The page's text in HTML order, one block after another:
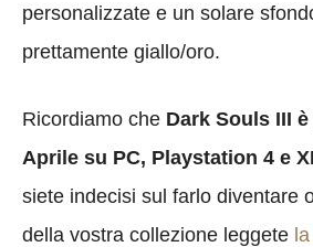
personalizzate e un solare
prettamente giallo/oro.
Ricordiamo che Dark Souls III
Aprile su PC, Playstation 4 e
siete indecisi sul farlo diventare
della vostra collezione leggete